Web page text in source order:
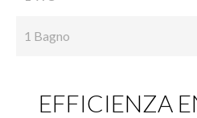
1 Bagno
EFFICIENZA